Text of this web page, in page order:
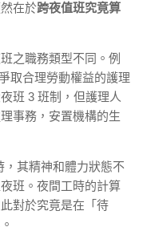
在於跨夜值班究竟算
之職務類型不同。例
取合理勞動權益的護理
班 3 班制，但護理人
事務，安置機構的生
其精神和體力狀態不
班。夜間工時的計算
對於究竟是在「待